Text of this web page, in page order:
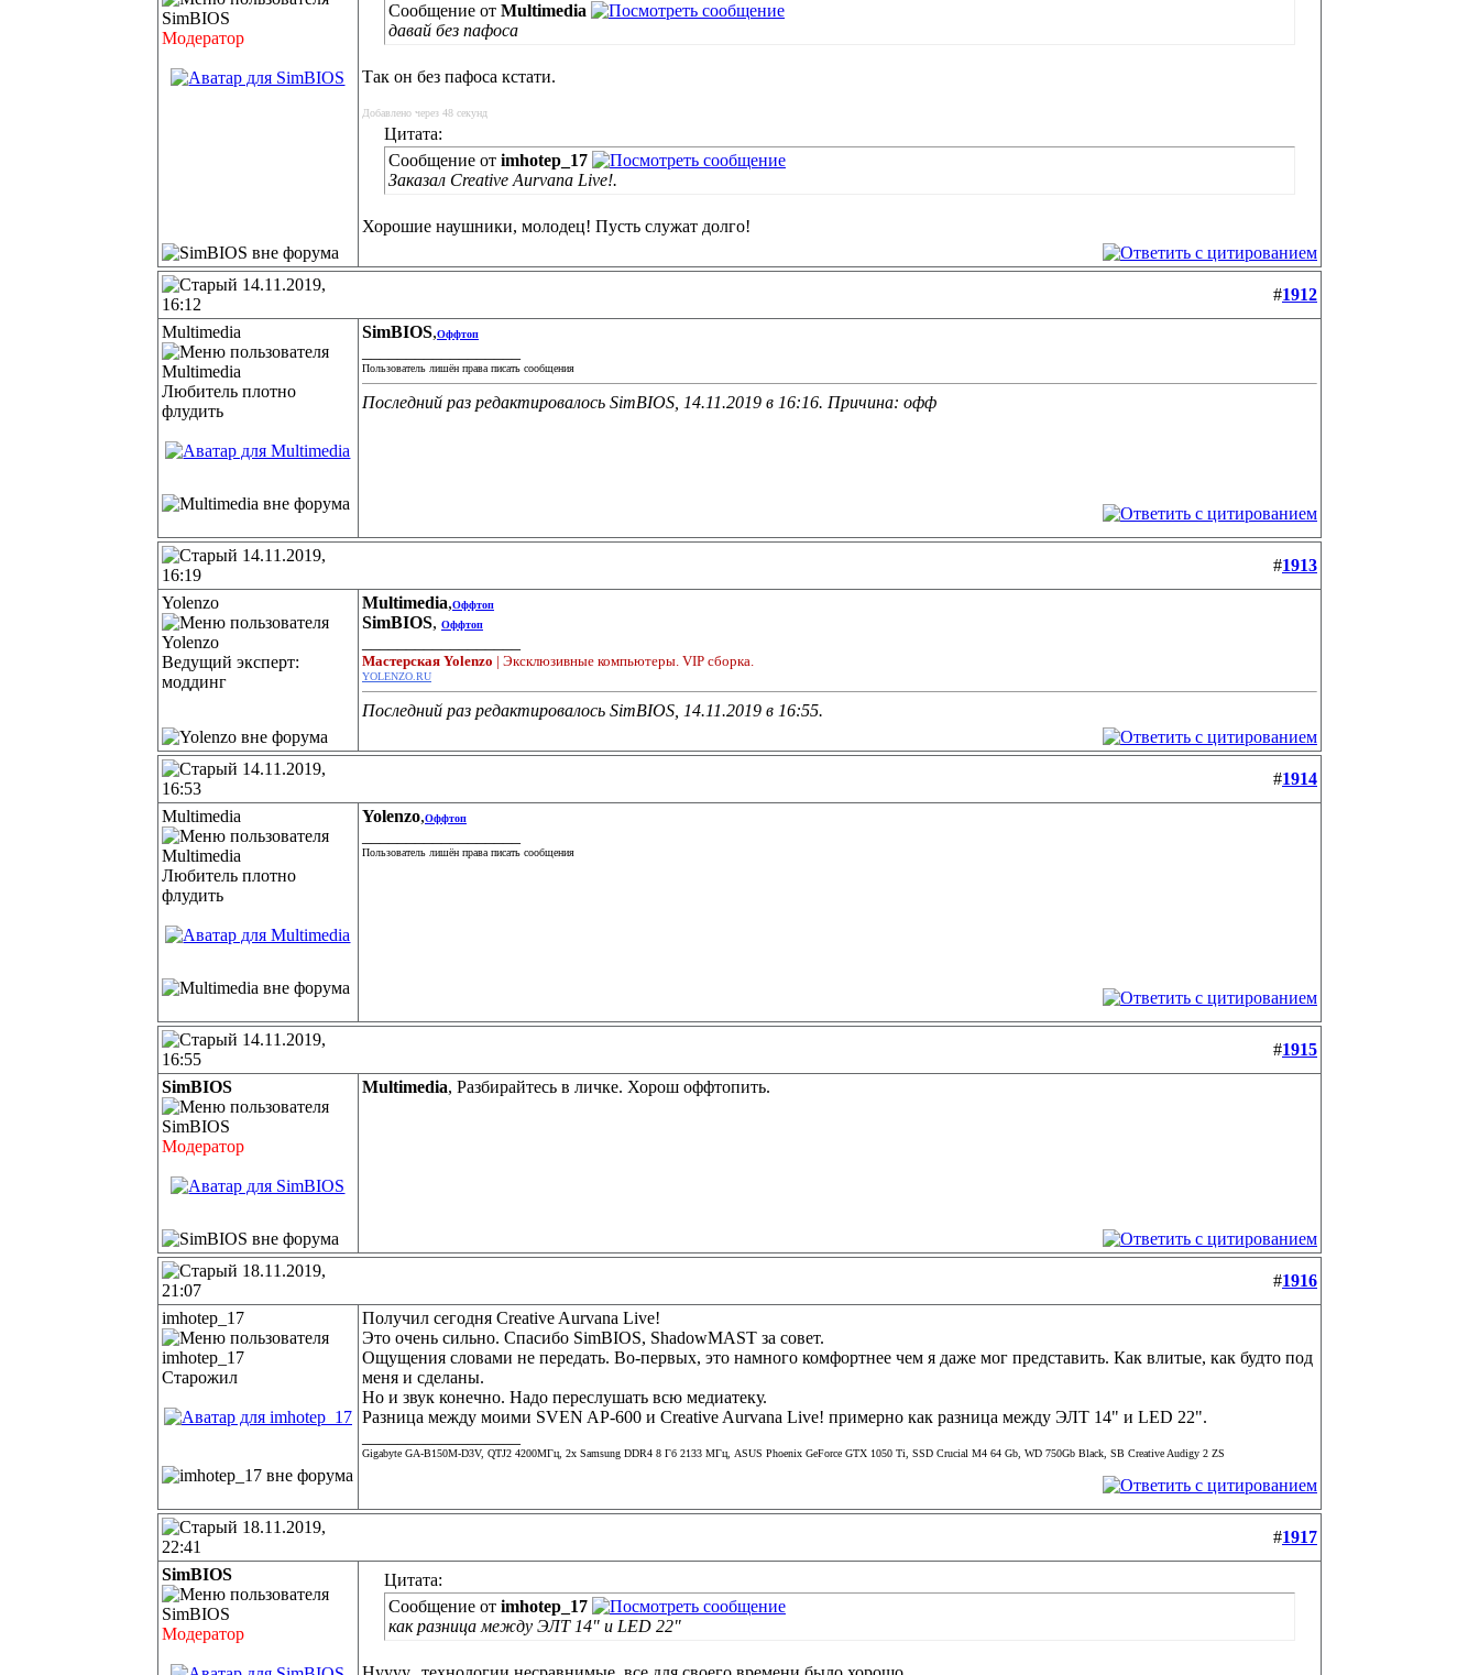
Модератор
Сообщение от Multimedia
давай без пафоса
Так он без пафоса кстати.
Добавлено через 48 секунд
Цитата:
Сообщение от imhotep_17
Заказал Creative Aurvana Live!.
Хорошие наушники, молодец! Пусть служат долго!
14.11.2019,
16:12
#1912
Multimedia
Любитель плотно
флудить
SimBIOS,Оффтоп
Пользователь лишён права писать сообщения
Последний раз редактировалось SimBIOS, 14.11.2019 в 16:16. Причина: офф
14.11.2019,
16:19
#1913
Yolenzo
Ведущий эксперт:
моддинг
Multimedia,Оффтоп
SimBIOS, Оффтоп
Мастерская Yolenzo | Эксклюзивные компьютеры. VIP сборка.
YOLENZO.RU
Последний раз редактировалось SimBIOS, 14.11.2019 в 16:55.
14.11.2019,
16:53
#1914
Multimedia
Любитель плотно
флудить
Yolenzo,Оффтоп
Пользователь лишён права писать сообщения
14.11.2019,
16:55
#1915
SimBIOS
Модератор
Multimedia, Разбирайтесь в личке. Хорош оффтопить.
18.11.2019,
21:07
#1916
imhotep_17
Старожил
Получил сегодня Creative Aurvana Live!
Это очень сильно. Спасибо SimBIOS, ShadowMAST за совет.
Ощущения словами не передать. Во-первых, это намного комфортнее чем я даже мог представить. Как влитые, как будто под
меня и сделаны.
Но и звук конечно. Надо переслушать всю медиатеку.
Разница между моими SVEN AP-600 и Creative Aurvana Live! примерно как разница между ЭЛТ 14" и LED 22".
Gigabyte GA-B150M-D3V, QTJ2 4200МГц, 2х Samsung DDR4 8 Гб 2133 МГц, ASUS Phoenix GeForce GTX 1050 Ti, SSD Crucial M4 64 Gb, WD 750Gb Black, SB Creative Audigy 2 ZS
18.11.2019,
22:41
#1917
SimBIOS
Модератор
Цитата:
Сообщение от imhotep_17
как разница между ЭЛТ 14" и LED 22"